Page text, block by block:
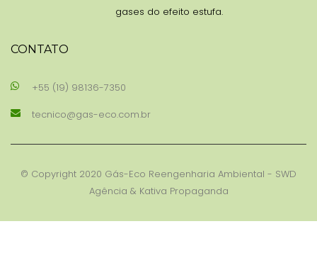
gases do efeito estufa.
CONTATO
+55 (19) 98136-7350
tecnico@gas-eco.com.br
© Copyright 2020 Gás-Eco Reengenharia Ambiental - SWD
Agência & Kativa Propaganda